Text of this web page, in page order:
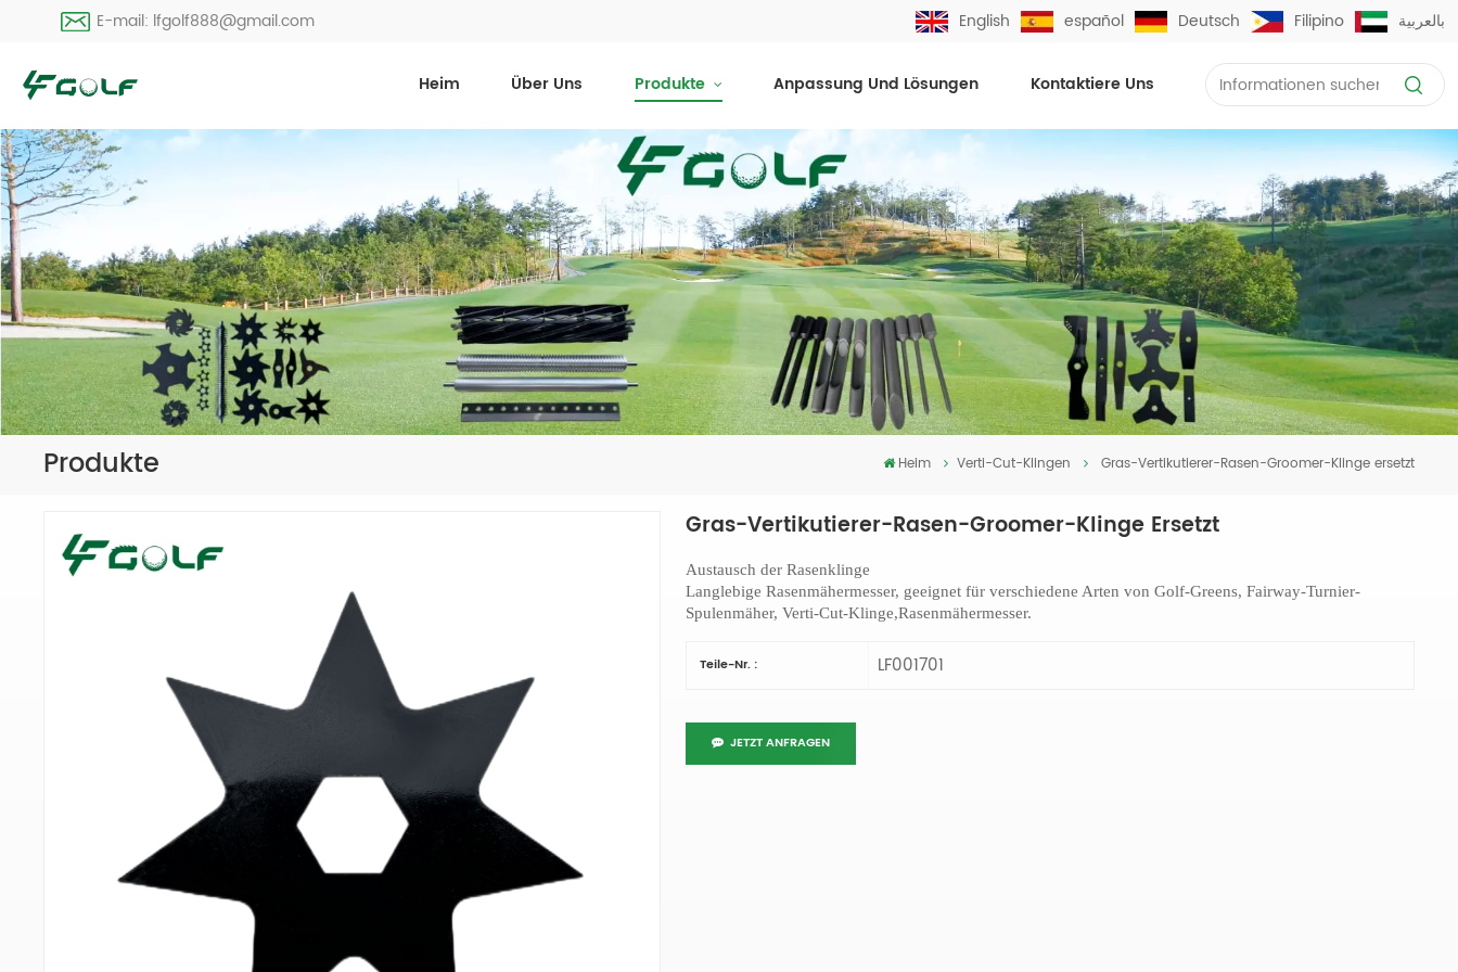
E-mail: lfgolf888@gmail.com English español Deutsch Filipino بالعربية
Heim Über Uns Produkte Anpassung Und Lösungen Kontaktiere Uns
Produkte Heim Verti-Cut-Klingen Gras-Vertikutierer-Rasen-Groomer-Klinge ersetzt
Gras-Vertikutierer-Rasen-Groomer-Klinge Ersetzt
Austausch der Rasenklinge
Langlebige Rasenmähermesser, geeignet für verschiedene Arten von Golf-Greens, Fairway-Turnier-
Spulenmäher, Verti-Cut-Klinge,Rasenmähermesser.
Teile-Nr. : LF001701
JETZT ANFRAGEN